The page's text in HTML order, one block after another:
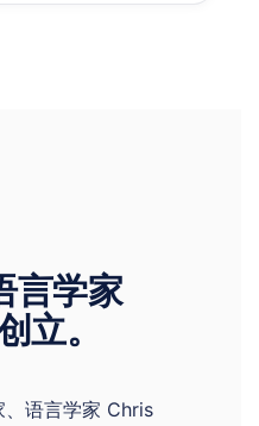
言学家
立。
语言学家 Chris